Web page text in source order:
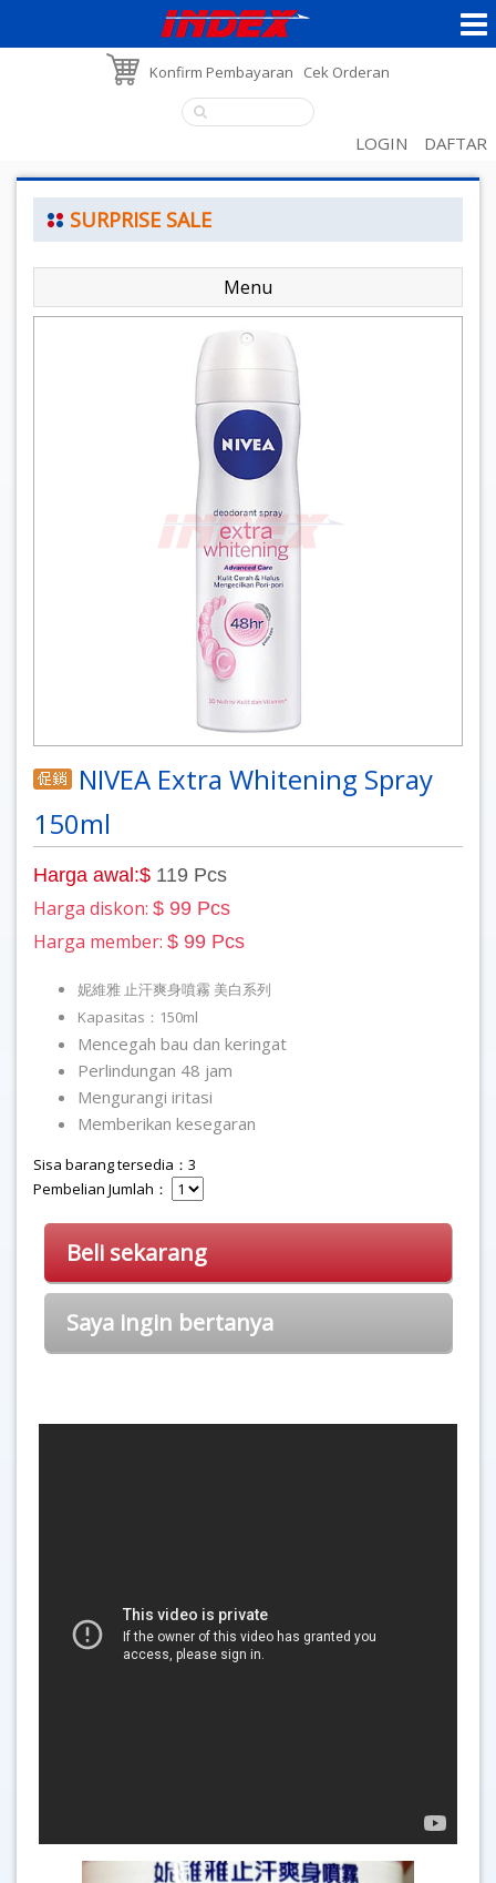
Konfirm Pembayaran Cek Orderan
LOGIN DAFTAR
SURPRISE SALE
Menu
NIVEA Extra Whitening Spray
150ml
Harga awal:$ 119 Pcs
Harga diskon: $ 99 Pcs
Harga member: $ 99 Pcs
妮維雅 止汗爽身噴霧 美白系列
Kapasitas：150ml
Mencegah bau dan keringat
Perlindungan 48 jam
Mengurangi iritasi
Memberikan kesegaran
Sisa barang tersedia：3
Pembelian Jumlah：
Beli sekarang
Saya ingin bertanya